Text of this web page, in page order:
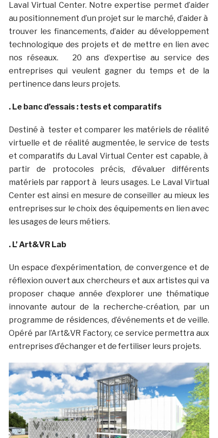
Laval Virtual Center. Notre expertise permet d’aider
au positionnement d’un projet sur le marché, d’aider à
trouver les financements, d’aider au développement
technologique des projets et de mettre en lien avec
nos réseaux. 20 ans d’expertise au service des
entreprises qui veulent gagner du temps et de la
pertinence dans leurs projets.
. Le banc d’essais : tests et comparatifs
Destiné à tester et comparer les matériels de réalité
virtuelle et de réalité augmentée, le service de tests
et comparatifs du Laval Virtual Center est capable, à
partir de protocoles précis, d’évaluer différents
matériels par rapport à leurs usages. Le Laval Virtual
Center est ainsi en mesure de conseiller au mieux les
entreprises sur le choix des équipements en lien avec
les usages de leurs métiers.
. L’ Art&VR Lab
Un espace d’expérimentation, de convergence et de
réflexion ouvert aux chercheurs et aux artistes qui va
proposer chaque année d’explorer une thématique
innovante autour de la recherche-création, par un
programme de résidences, d’événements et de veille.
Opéré par l’Art&VR Factory, ce service permettra aux
entreprises d’échanger et de fertiliser leurs projets.